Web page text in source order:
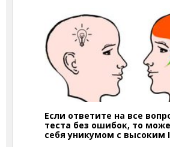
Если ответите на все
теста без ошибок, то
себя уникумом с высоким